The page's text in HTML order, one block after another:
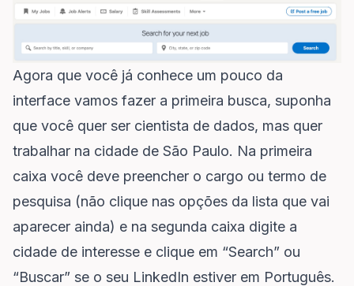
Agora que você já conhece um pouco da
interface vamos fazer a primeira busca, suponha
que você quer ser cientista de dados, mas quer
trabalhar na cidade de São Paulo. Na primeira
caixa você deve preencher o cargo ou termo de
pesquisa (não clique nas opções da lista que vai
aparecer ainda) e na segunda caixa digite a
cidade de interesse e clique em “Search” ou
“Buscar” se o seu LinkedIn estiver em Português.